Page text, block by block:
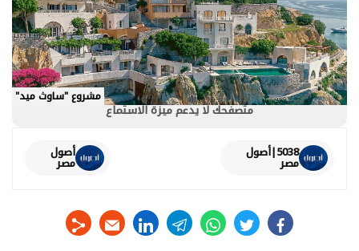
مشروع "ساوث ميد"
متصفحك لا يدعم ميزة الاستماع
5038|أصول
مصر
أصول
مصر
facebook
twitter
whats
telegram
linkedin